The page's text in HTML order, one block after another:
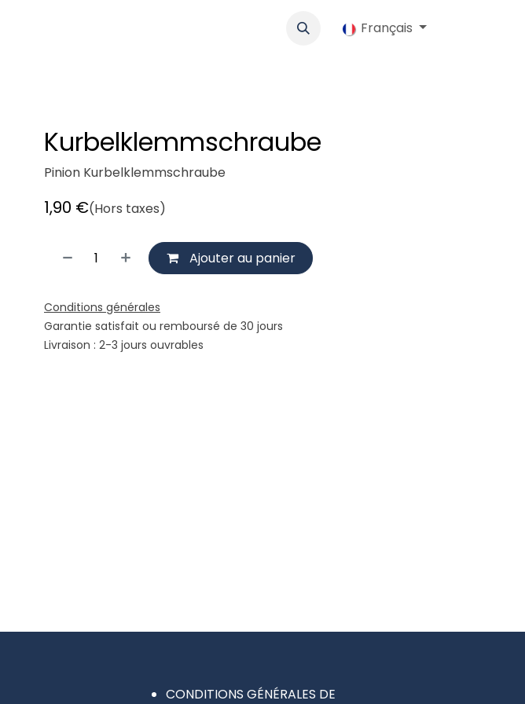
Coopérative Emplois Boutique
Français
Kurbelklemmschraube
Pinion Kurbelklemmschraube
1,90 €(Hors taxes)
Ajouter au panier
Conditions générales
Garantie satisfait ou remboursé de 30 jours
Livraison : 2-3 jours ouvrables
CONDITIONS GÉNÉRALES DE